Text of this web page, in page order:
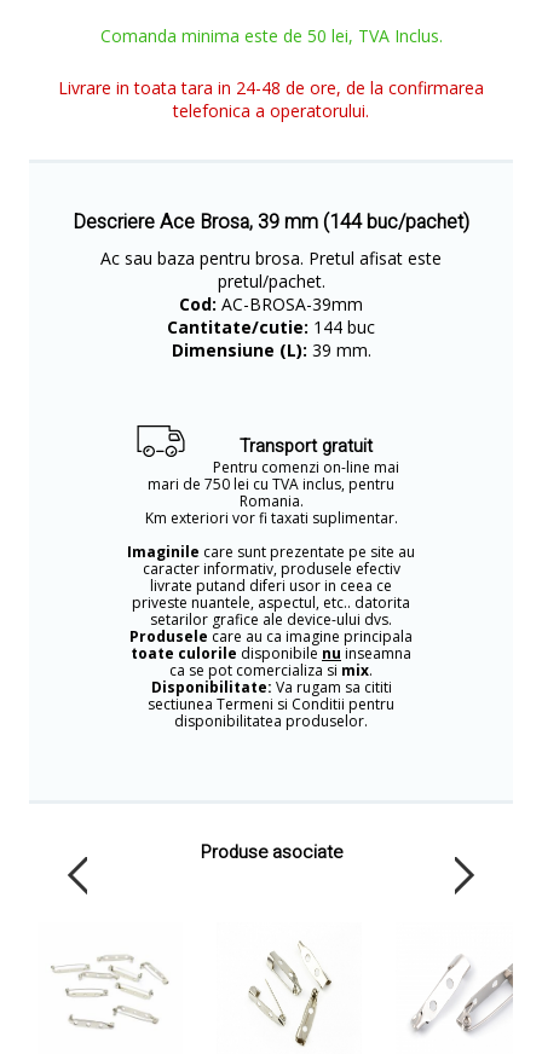
Comanda minima este de 50 lei, TVA Inclus.
Livrare in toata tara in 24-48 de ore, de la confirmarea
telefonica a operatorului.
Descriere Ace Brosa, 39 mm (144 buc/pachet)
Ac sau baza pentru brosa. Pretul afisat este
pretul/pachet.
Cod: AC-BROSA-39mm
Cantitate/cutie: 144 buc
Dimensiune (L): 39 mm.
Transport gratuit
Pentru comenzi on-line mai
mari de 750 lei cu TVA inclus, pentru
Romania.
Km exteriori vor fi taxati suplimentar.
Imaginile care sunt prezentate pe site au
caracter informativ, produsele efectiv
livrate putand diferi usor in ceea ce
priveste nuantele, aspectul, etc.. datorita
setarilor grafice ale device-ului dvs.
Produsele care au ca imagine principala
toate culorile disponibile nu inseamna
ca se pot comercializa si mix.
Disponibilitate: Va rugam sa cititi
sectiunea Termeni si Conditii pentru
disponibilitatea produselor.
Produse asociate